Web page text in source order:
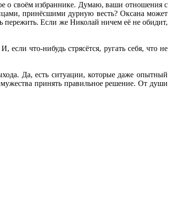
о своём избраннике. Думаю, ваши отношения с
принёсшими дурную весть? Оксана может
пережить. Если же Николай ничем её не обидит,
если что-нибудь стрясётся, ругать себя, что не
Да, есть ситуации, которые даже опытный
принять правильное решение. От души